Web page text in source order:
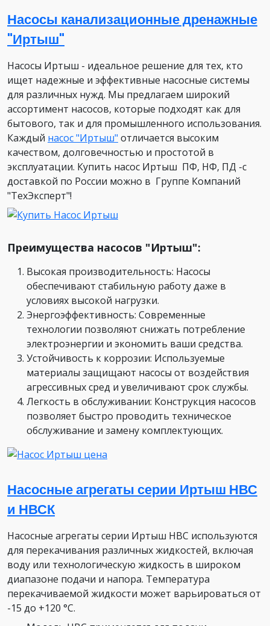
Насосы канализационные дренажные
"Иртыш"
Насосы Иртыш - идеальное решение для тех, кто
ищет надежные и эффективные насосные системы
для различных нужд. Мы предлагаем широкий
ассортимент насосов, которые подходят как для
бытового, так и для промышленного использования.
Каждый насос "Иртыш" отличается высоким
качеством, долговечностью и простотой в
эксплуатации. Купить насос Иртыш ПФ, НФ, ПД -с
доставкой по России можно в Группе Компаний
"ТехЭксперт"!
Преимущества насосов "Иртыш":
Высокая производительность: Насосы
обеспечивают стабильную работу даже в
условиях высокой нагрузки.
Энергоэффективность: Современные
технологии позволяют снижать потребление
электроэнергии и экономить ваши средства.
Устойчивость к коррозии: Используемые
материалы защищают насосы от воздействия
агрессивных сред и увеличивают срок службы.
Легкость в обслуживании: Конструкция насосов
позволяет быстро проводить техническое
обслуживание и замену комплектующих.
Насосные агрегаты серии Иртыш НВС
и НВСК
Насосные агрегаты серии Иртыш НВС используются
для перекачивания различных жидкостей, включая
воду или технологическую жидкость в широком
диапазоне подачи и напора. Температура
перекачиваемой жидкости может варьироваться от
-15 до +120 °C.